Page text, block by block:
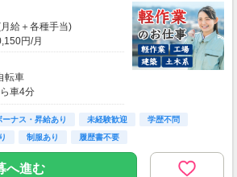
、楽しみながらできるお
件
＝1円）＋商品提供あ
スの調査
など、サービス体験後に
だけ！
ジャンルです。
給＋各種手当)
円/月
転車
車4分
場利用OK
ーナス・昇給あり 未経験歓迎
学歴不問
制服あり 履歴書不要
へ進む